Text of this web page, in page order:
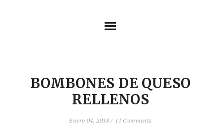
BOMBONES DE QUESO
RELLENOS
Enero 04, 2018 / 11 Comments